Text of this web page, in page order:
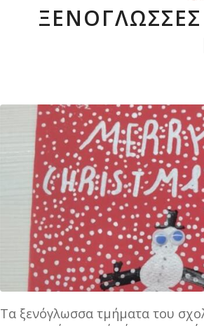
ΞΕΝΌΓΛΩΣΣΕΣ
Τα ξενόγλωσσα τμήματα του